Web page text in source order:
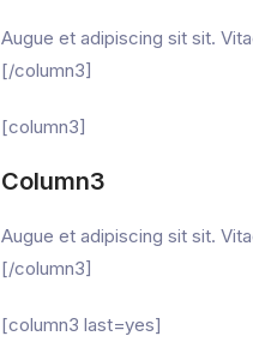
Augue et adipiscing sit sit.
[/column3]
[column3]
Column3
Augue et adipiscing sit sit.
[/column3]
[column3 last=yes]